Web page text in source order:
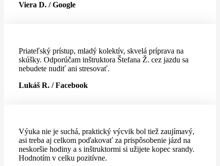
Viera D. / Google
Priateľský prístup, mladý kolektív, skvelá príprava na
skúšky. Odporúčam inštruktora Štefana Ž. cez jazdu sa
nebudete nudiť ani stresovať.
Lukáš R. / Facebook
Výuka nie je suchá, praktický výcvik bol tiež zaujímavý,
asi treba aj celkom poďakovať za prispôsobenie jázd na
neskoršie hodiny a s inštruktormi si užijete kopec srandy.
Hodnotím v celku pozitívne.